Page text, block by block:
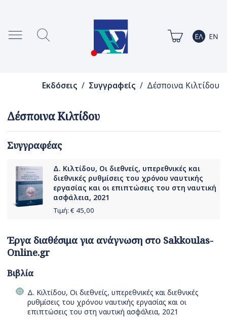
Εκδόσεις / Συγγραφείς / Δέσποινα Κιλτίδου
Δέσποινα Κιλτίδου
Συγγραφέας
Δ. Κιλτίδου, Οι διεθνείς, υπερεθνικές και
διεθνικές ρυθμίσεις του χρόνου ναυτικής
εργασίας και οι επιπτώσεις του στη ναυτική
ασφάλεια, 2021
Τιμή: € 45,00
Έργα διαθέσιμα για ανάγνωση στο Sakkoulas-
Online.gr
Βιβλία
Δ. Κιλτίδου, Οι διεθνείς, υπερεθνικές και διεθνικές
ρυθμίσεις του χρόνου ναυτικής εργασίας και οι
επιπτώσεις του στη ναυτική ασφάλεια, 2021